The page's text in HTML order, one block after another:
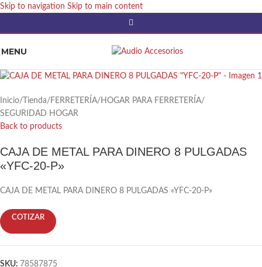
Skip to navigation Skip to main content
MENU
Inicio/ Tienda/ FERRETERÍA/ HOGAR PARA FERRETERÍA/
SEGURIDAD HOGAR
Back to products
CAJA DE METAL PARA DINERO 8 PULGADAS
«YFC-20-P»
CAJA DE METAL PARA DINERO 8 PULGADAS «YFC-20-P»
COTIZAR
SKU: 78587875